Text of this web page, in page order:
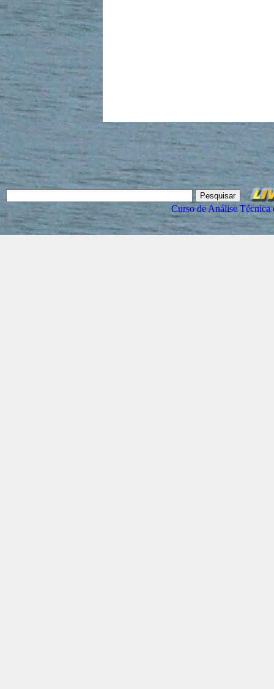
Curso de Análise Técnica